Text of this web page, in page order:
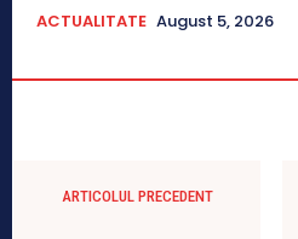
ACTUALITATE August 5, 2026
ARTICOLUL PRECEDENT